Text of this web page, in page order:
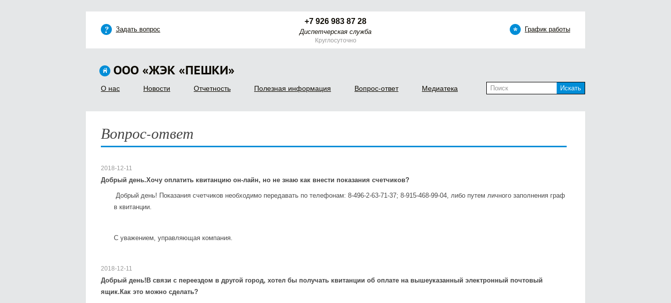
Задать вопрос График работы
+7 926 983 87 28
Диспетчерская служба
Круглосуточно
ООО «ЖЭК «ПЕШКИ»
Искать
О нас Новости Отчетность Полезная информация Вопрос-ответ Медиатека
Вопрос-ответ
2018-12-11
Добрый день.Хочу оплатить квитанцию он-лайн, но не знаю как внести показания счетчиков?
Добрый день! Показания счетчиков необходимо передавать по телефонам: 8-496-2-63-71-37; 8-915-468-99-04, либо путем личного заполнения граф
в квитанции.
С уважением, управляющая компания.
2018-12-11
Добрый день!В связи с переездом в другой город, хотел бы получать квитанции об оплате на вышеуказанный электронный почтовый
ящик.Как это можно сделать?